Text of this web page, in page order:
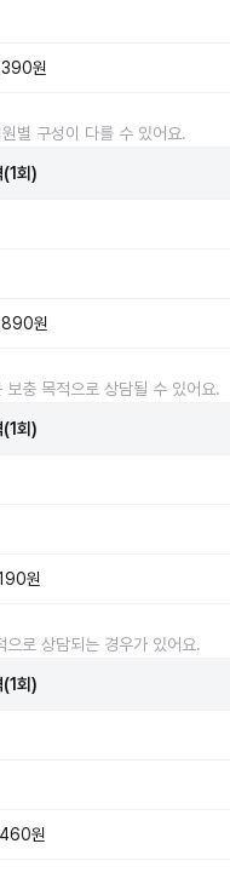
원
별 구성이 다를 수 있어요.
(1회)
원
충 목적으로 상담될 수 있어요.
(1회)
원
로 상담되는 경우가 있어요.
(1회)
원